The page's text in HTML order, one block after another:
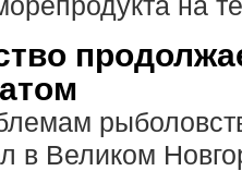
в Великом